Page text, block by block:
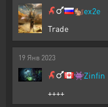
🐿️ex2e
Trade
19 Янв 2023
👾Zinfin
++++